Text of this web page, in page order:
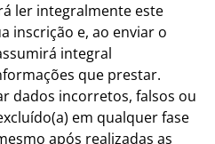
ler integralmente este
inscrição e, ao enviar o
integral
que prestar.
dados incorretos, falsos ou
em qualquer fase
após realizadas as